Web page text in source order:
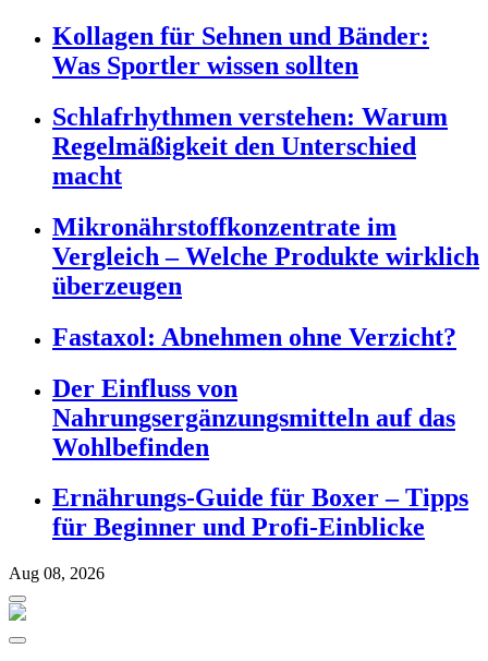
Kollagen für Sehnen und Bänder:
Was Sportler wissen sollten
Schlafrhythmen verstehen: Warum
Regelmäßigkeit den Unterschied
macht
Mikronährstoffkonzentrate im
Vergleich – Welche Produkte wirklich
überzeugen
Fastaxol: Abnehmen ohne Verzicht?
Der Einfluss von
Nahrungsergänzungsmitteln auf das
Wohlbefinden
Ernährungs-Guide für Boxer – Tipps
für Beginner und Profi-Einblicke
Aug 08, 2026